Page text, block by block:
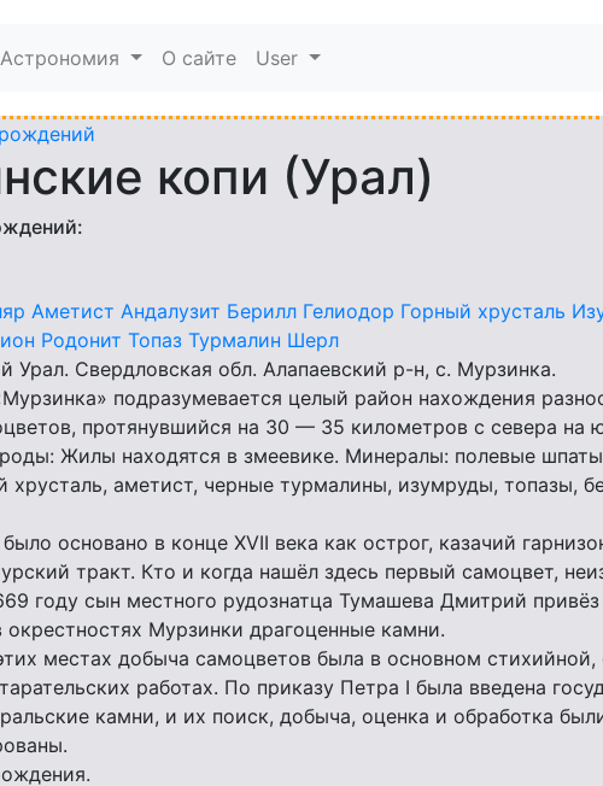
Астрономия О сайте User
копи (Урал)
Аметист Андалузит Берилл Гелиодор Горный хрусталь
Родонит Топаз Турмалин Шерл
Урал. Свердловская обл. Алапаевский р-н, с. Мурзинка.
подразумевается целый район нахождения
протянувшийся на 30 — 35 километров с севера на
Жилы находятся в змеевике. Минералы: полевые
хрусталь, аметист, черные турмалины, изумруды, топазы,
основано в конце XVII века как острог, казачий
тракт. Кто и когда нашёл здесь первый самоцвет,
году сын местного рудознатца Тумашева Дмитрий
Мурзинки драгоценные камни.
местах добыча самоцветов была в основном стихийной,
работах. По приказу Петра I была введена
камни, и их поиск, добыча, оценка и обработка